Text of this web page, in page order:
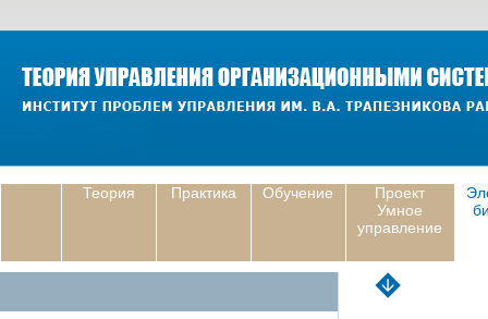
Теория Практика Обучение
Проект
Умное
управление